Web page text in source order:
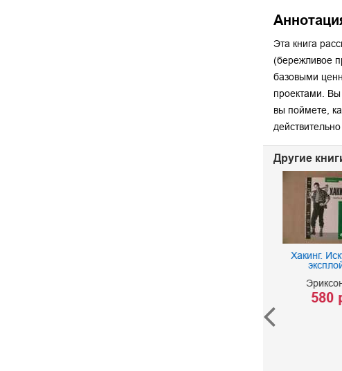
Эта книга
(бережливое
базовыми
проектами. Вы
вы поймете,
Другие
Хакинг.
580